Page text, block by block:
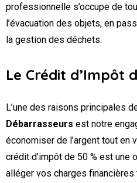
professionnelle s’occupe de
l’évacuation des objets, en
la gestion des déchets.
Le Crédit d’Impôt
L’une des raisons principales
Débarrasseurs est notre
économiser de l’argent tout en
crédit d’impôt de 50 % est
alléger vos charges